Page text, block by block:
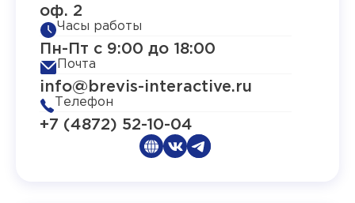
оф. 2
Часы работы
Пн-Пт с 9:00 до 18:00
Почта
info@brevis-interactive.ru
Телефон
+7 (4872) 52-10-04